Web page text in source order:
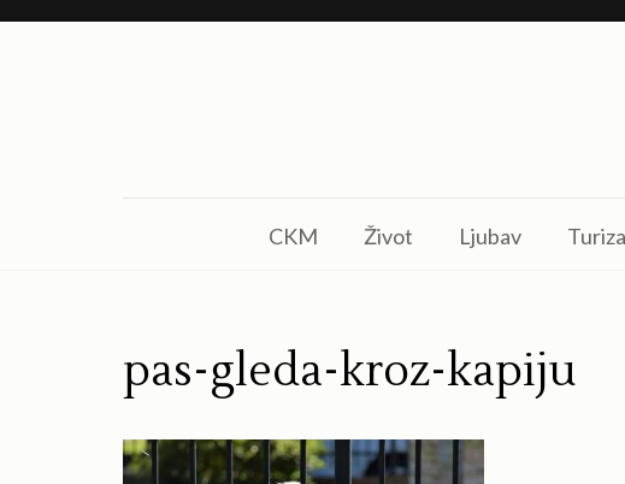
Skip
CKM Život Ljubav
pas-gleda-kroz-kapiju